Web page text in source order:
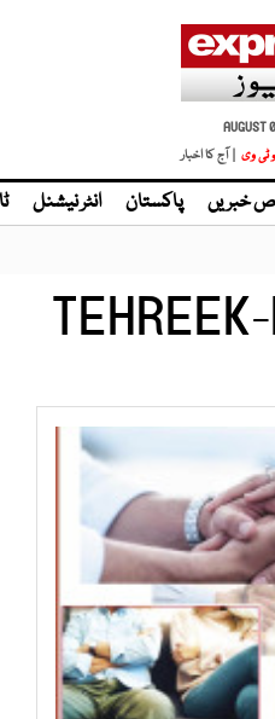
AUGUST
| آج کا اخبار
خبریں پاکستان انٹر نیشنل